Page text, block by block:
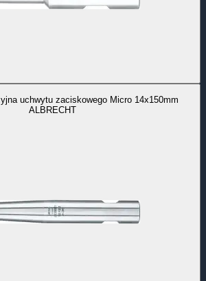
uchwytu zaciskowego Micro 14x150mm
ALBRECHT